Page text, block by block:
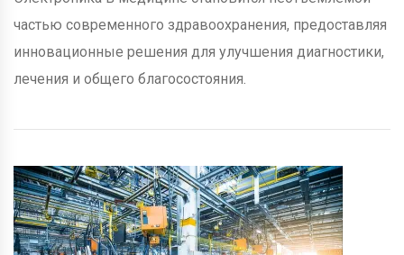
частью современного здравоохранения, предоставляя
инновационные решения для улучшения диагностики,
лечения и общего благосостояния.